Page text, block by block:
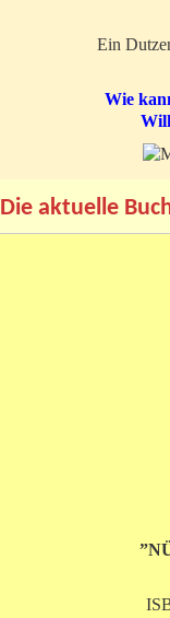
Ein
Wie
Die aktuelle